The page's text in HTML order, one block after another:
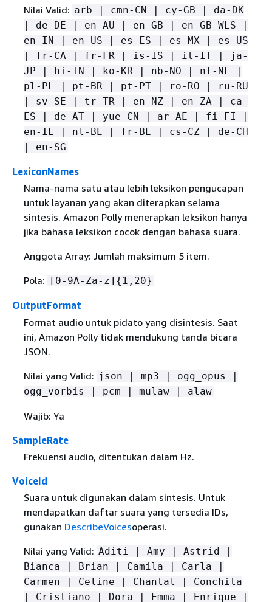
Nilai Valid: arb | cmn-CN | cy-GB | da-DK
| de-DE | en-AU | en-GB | en-GB-WLS |
en-IN | en-US | es-ES | es-MX | es-US
| fr-CA | fr-FR | is-IS | it-IT | ja-
JP | hi-IN | ko-KR | nb-NO | nl-NL |
pl-PL | pt-BR | pt-PT | ro-RO | ru-RU
| sv-SE | tr-TR | en-NZ | en-ZA | ca-
ES | de-AT | yue-CN | ar-AE | fi-FI |
en-IE | nl-BE | fr-BE | cs-CZ | de-CH
| en-SG
LexiconNames
Nama-nama satu atau lebih leksikon pengucapan
untuk layanan yang akan diterapkan selama
sintesis. Amazon Polly menerapkan leksikon hanya
jika bahasa leksikon cocok dengan bahasa suara.
Anggota Array: Jumlah maksimum 5 item.
Pola:
[0-9A-Za-z] { 1,20}
OutputFormat
Format audio untuk pidato yang disintesis. Saat
ini, Amazon Polly tidak mendukung tanda bicara
JSON.
Nilai yang Valid: json | mp3 | ogg_opus |
ogg_vorbis | pcm | mulaw | alaw
Wajib: Ya
SampleRate
Frekuensi audio, ditentukan dalam Hz.
VoiceId
Suara untuk digunakan dalam sintesis. Untuk
mendapatkan daftar suara yang tersedia IDs,
gunakan DescribeVoicesoperasi.
Nilai yang Valid: Aditi | Amy | Astrid |
Bianca | Brian | Camila | Carla |
Carmen | Celine | Chantal | Conchita
| Cristiano | Dora | Emma | Enrique |